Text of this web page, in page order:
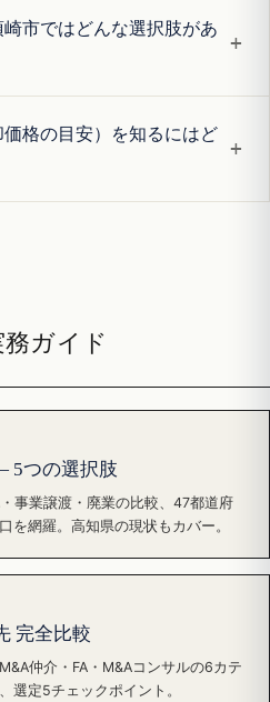
市ではどんな選択肢があ
+
格の目安）を知るにはど
+
ガイド
5つの選択肢
事業譲渡・廃業の比較、47都道府
を網羅。高知県の現状もカバー。
完全比較
仲介・FA・M&Aコンサルの6カテ
選定5チェックポイント。